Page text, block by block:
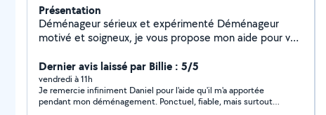
Présentation
Déménageur sérieux et expérimenté Déménageur
motivé et soigneux, je vous propose mon aide pour vos
Habitué aux charges lourdes, je travaille avec méthode
et respect de vos biens. Ponctuel, organisé et à
l'écoute, je m'adapte à vos besoins pour un service
efficace et sans stress. N'hésitez pas à me contacter,
Dernier avis laissé par Billie : 5/5
vendredi à 11h
Je remercie infiniment Daniel pour l'aide qu'il m'a apportée
pendant mon déménagement. Ponctuel, fiable, mais surtout